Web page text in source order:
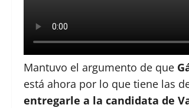
Mantuvo el argumento de que
está ahora por lo que tiene las
entregarle a la candidata de